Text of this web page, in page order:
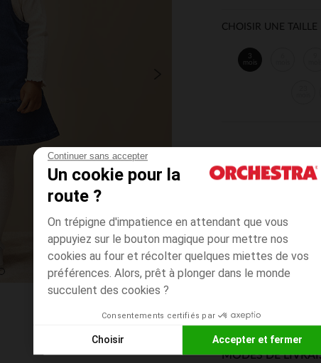
Continuer sans accepter
Un cookie pour la
route ?
On trépigne d'impatience en attendant que vous
appuyiez sur le bouton magique pour mettre nos
cookies au four et récolter quelques miettes de vos
préférences. Alors, prêt à plonger dans le monde
succulent des cookies ?
Consentements certifiés par
Choisir Accepter et fermer
CHOISIR UNE TAILLE
3
mois
AJOUTER
MODES DE